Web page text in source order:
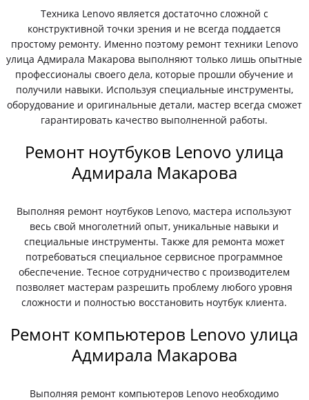
Техника Lenovo является достаточно сложной с
конструктивной точки зрения и не всегда поддается
простому ремонту. Именно поэтому ремонт техники Lenovo
улица Адмирала Макарова выполняют только лишь опытные
профессионалы своего дела, которые прошли обучение и
получили навыки. Используя специальные инструменты,
оборудование и оригинальные детали, мастер всегда сможет
гарантировать качество выполненной работы.
Ремонт ноутбуков Lenovo улица
Адмирала Макарова
Выполняя ремонт ноутбуков Lenovo, мастера используют
весь свой многолетний опыт, уникальные навыки и
специальные инструменты. Также для ремонта может
потребоваться специальное сервисное программное
обеспечение. Тесное сотрудничество с производителем
позволяет мастерам разрешить проблему любого уровня
сложности и полностью восстановить ноутбук клиента.
Ремонт компьютеров Lenovo улица
Адмирала Макарова
Выполняя ремонт компьютеров Lenovo необходимо